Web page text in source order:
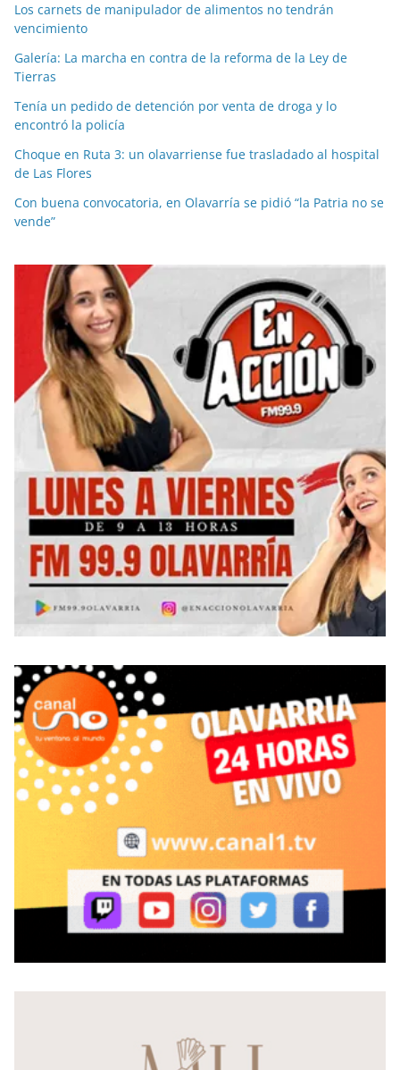
Los carnets de manipulador de alimentos no tendrán
vencimiento
Galería: La marcha en contra de la reforma de la Ley de
Tierras
Tenía un pedido de detención por venta de droga y lo
encontró la policía
Choque en Ruta 3: un olavarriense fue trasladado al hospital
de Las Flores
Con buena convocatoria, en Olavarría se pidió “la Patria no se
vende”